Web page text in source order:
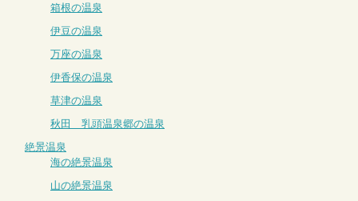
箱根の温泉
伊豆の温泉
万座の温泉
伊香保の温泉
草津の温泉
秋田 乳頭温泉郷の温泉
絶景温泉
海の絶景温泉
山の絶景温泉